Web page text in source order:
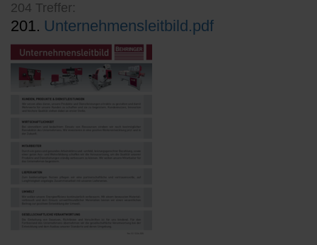
204 Treffer:
201. Unternehmensleitbild.pdf